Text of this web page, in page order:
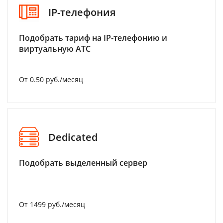
IP-телефония
Подобрать тариф на IP-телефонию и
виртуальную АТС
От 0.50 руб./месяц
Dedicated
Подобрать выделенный сервер
От 1499 руб./месяц